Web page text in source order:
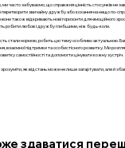
ми часто забуваємо, що справжня цінність стосунків не
звичайну дружбу або кохання на нещо по-
також відкривають нові горизонти для емоційного
робити любов і дружбу глибшими, ніж будь-коли.
стали нормою, робить цю тему особливо актуальною.
взаємної підтримки та особистісного розвитку. Ми
самостійності та допомогти цінувати кожну зустріч.
як відстань може не лише загартувати, але й
здаватися